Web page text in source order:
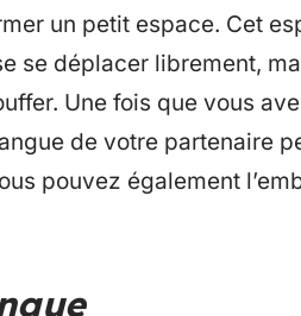
un petit espace. Cet
se déplacer librement,
Une fois que vous
de votre partenaire
pouvez également